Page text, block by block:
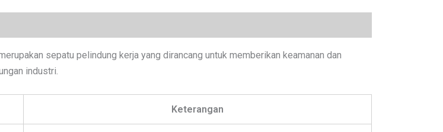
sepatu pelindung kerja yang dirancang untuk memberikan keamanan dan
industri.
Keterangan